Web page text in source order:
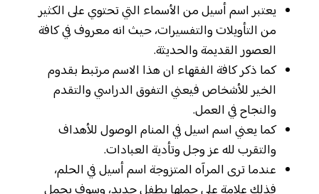
يعتبر اسم أسيل من الأسماء التي تحتوي على الكثير
من التأويلات والتفسيرات، حيث انه معروف في كافة
العصور القديمة والحديثة.
كما ذكر كافة الفقهاء ان هذا الاسم مرتبط بقدوم
الخير للأشخاص فيعني التفوق الدراسي والتقدم
والنجاح في العمل.
كما يعني اسم اسيل في المنام الوصول للأهداف
والتقرب لله عز وجل وتأدية العبادات.
عندما ترى المرآه المتزوجة اسم أسيل في الحلم،